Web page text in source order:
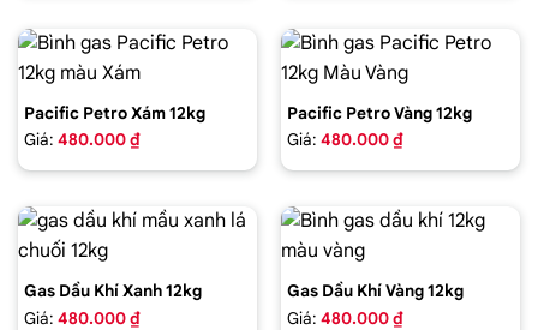
Pacific Petro Xám 12kg
Giá: 480.000 ₫
Pacific Petro Vàng 12kg
Giá: 480.000 ₫
Gas Dầu Khí Xanh 12kg
Giá: 480.000 ₫
Gas Dầu Khí Vàng 12kg
Giá: 480.000 ₫